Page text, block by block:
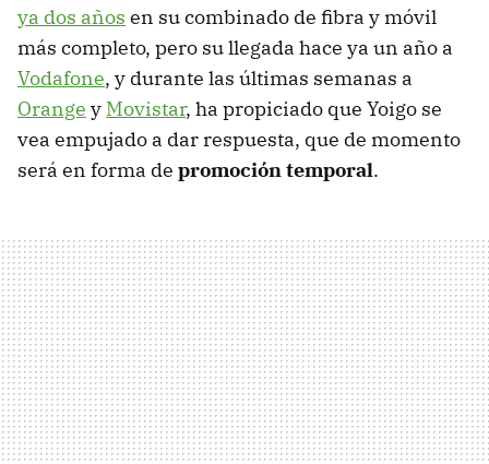
ya dos años en su combinado de fibra y móvil
más completo, pero su llegada hace ya un año a
Vodafone, y durante las últimas semanas a
Orange y Movistar, ha propiciado que Yoigo se
vea empujado a dar respuesta, que de momento
será en forma de promoción temporal.